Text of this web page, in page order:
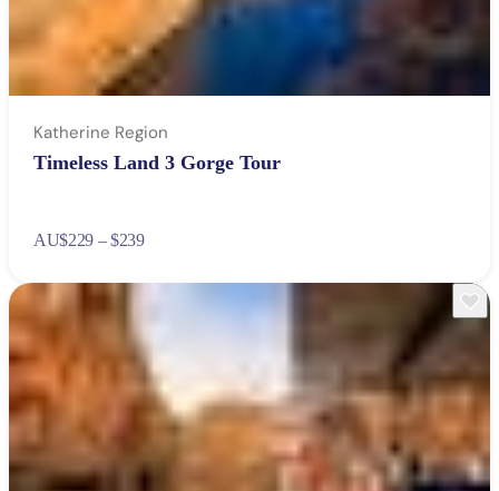
Katherine Region
Timeless Land 3 Gorge Tour
AU$229 – $239